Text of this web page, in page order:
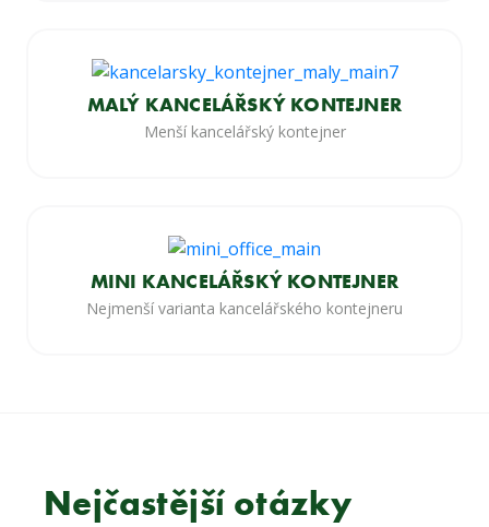
MALÝ KANCELÁŘSKÝ KONTEJNER
Menší kancelářský kontejner
MINI KANCELÁŘSKÝ KONTEJNER
Nejmenší varianta kancelářského kontejneru
Nejčastější otázky